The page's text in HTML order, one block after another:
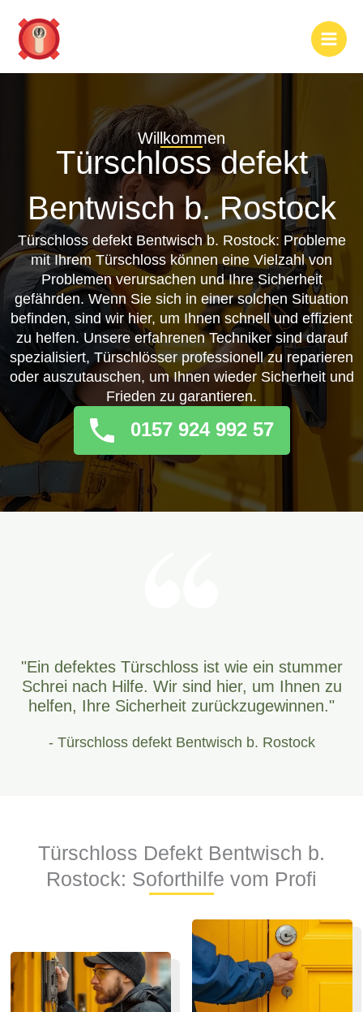
Inhalt
springen
Willkommen
Türschloss defekt
Bentwisch b. Rostock
Türschloss defekt Bentwisch b. Rostock: Probleme
mit Ihrem Türschloss können eine Vielzahl von
Problemen verursachen und Ihre Sicherheit
gefährden. Wenn Sie sich in einer solchen Situation
befinden, sind wir hier, um Ihnen schnell und effizient
zu helfen. Unsere erfahrenen Techniker sind darauf
spezialisiert, Türschlösser professionell zu reparieren
oder auszutauschen, um Ihnen wieder Sicherheit und
Frieden zu garantieren.
0157 924 992 57
"Ein defektes Türschloss ist wie ein stummer
Schrei nach Hilfe. Wir sind hier, um Ihnen zu
helfen, Ihre Sicherheit zurückzugewinnen."
- Türschloss defekt Bentwisch b. Rostock
Türschloss Defekt Bentwisch b.
Rostock: Soforthilfe vom Profi